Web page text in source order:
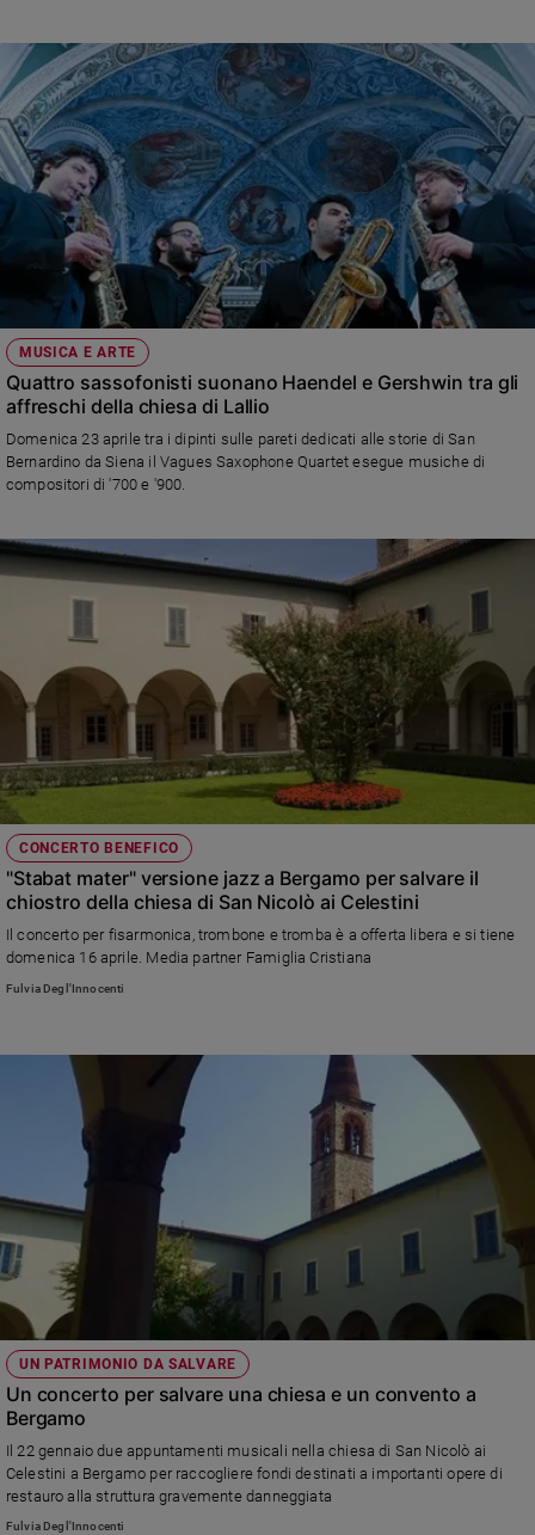
MUSICA E ARTE
Quattro sassofonisti suonano Haendel e Gershwin tra gli
affreschi della chiesa di Lallio
Domenica 23 aprile tra i dipinti sulle pareti dedicati alle storie di San
Bernardino da Siena il Vagues Saxophone Quartet esegue musiche di
compositori di '700 e '900.
CONCERTO BENEFICO
"Stabat mater" versione jazz a Bergamo per salvare il
chiostro della chiesa di San Nicolò ai Celestini
Il concerto per fisarmonica, trombone e tromba è a offerta libera e si tiene
domenica 16 aprile. Media partner Famiglia Cristiana
Fulvia Degl'Innocenti
UN PATRIMONIO DA SALVARE
Un concerto per salvare una chiesa e un convento a
Bergamo
Il 22 gennaio due appuntamenti musicali nella chiesa di San Nicolò ai
Celestini a Bergamo per raccogliere fondi destinati a importanti opere di
restauro alla struttura gravemente danneggiata
Fulvia Degl'Innocenti